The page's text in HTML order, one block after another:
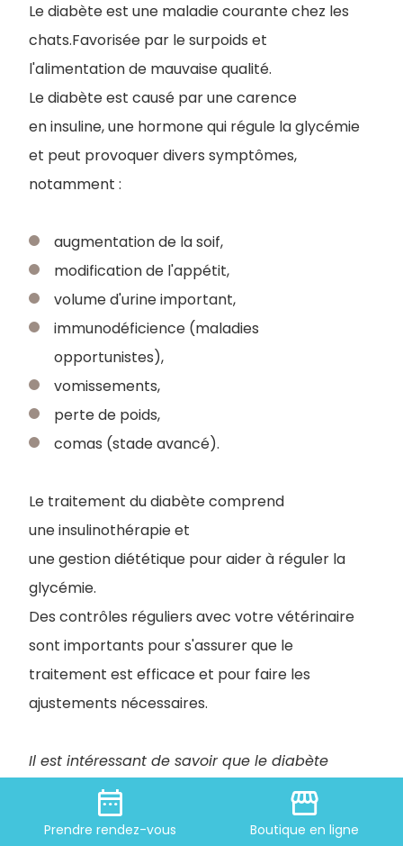
Le diabète est une maladie courante chez les
chats.Favorisée par le surpoids et
l'alimentation de mauvaise qualité.
Le diabète est causé par une carence
en insuline, une hormone qui régule la glycémie
et peut provoquer divers symptômes,
notamment :
augmentation de la soif,
modification de l'appétit,
volume d'urine important,
immunodéficience (maladies
opportunistes),
vomissements,
perte de poids,
comas (stade avancé).
Le traitement du diabète comprend
une insulinothérapie et
une gestion diététique pour aider à réguler la
glycémie.
Des contrôles réguliers avec votre vétérinaire
sont importants pour s'assurer que le
traitement est efficace et pour faire les
ajustements nécessaires.
Il est intéressant de savoir que le diabète
est réversible chez le chat.
date_range
Prendre rendez-vous
storefront
Boutique en ligne